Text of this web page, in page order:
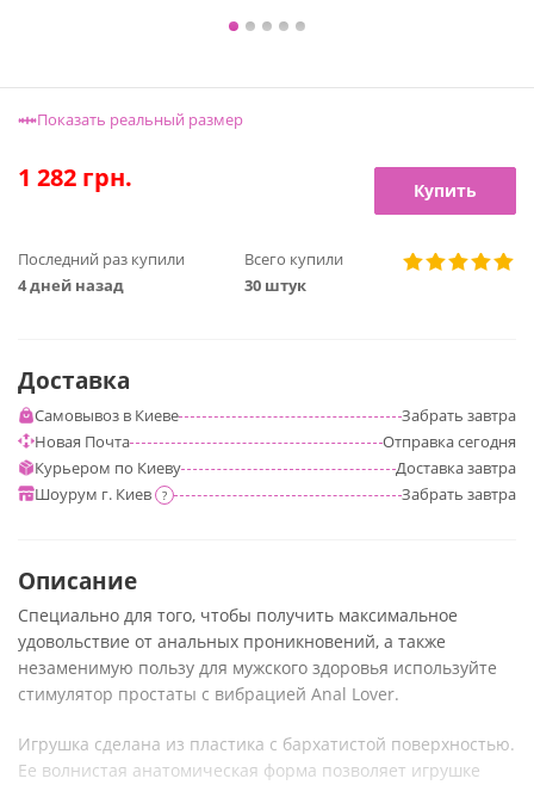
Показать реальный размер
1 282 грн. Купить
Последний раз купили
4 дней назад
Всего купили
30 штук
Доставка
Самовывоз в Киеве Забрать завтра
Новая Почта
Отправкасегодня
Курьером по Киеву
Доставказавтра
Шоурум г. Киев
? Забрать завтра
Описание
Специально для того, чтобы получить максимальное
удовольствие от анальных проникновений, а также
незаменимую пользу для мужского здоровья используйте
стимулятор простаты с вибрацией Anal Lover.
Игрушка сделана из пластика с бархатистой поверхностью.
Ее волнистая анатомическая форма позволяет игрушке